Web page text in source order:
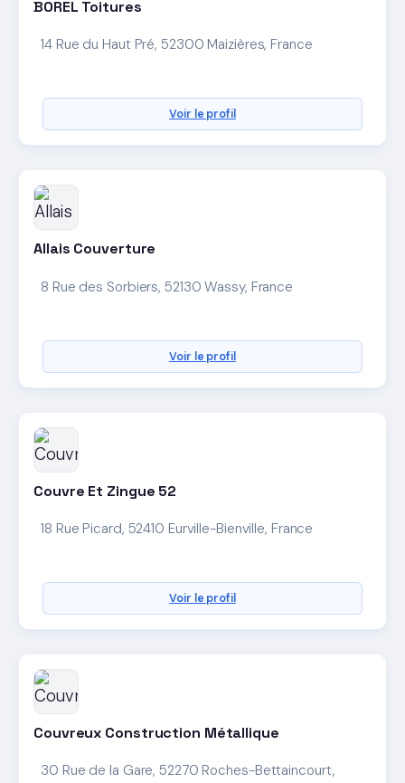
BOREL Toitures
14 Rue du Haut Pré, 52300 Maizières, France
Voir le profil
Allais Couverture
8 Rue des Sorbiers, 52130 Wassy, France
Voir le profil
Couvre Et Zingue 52
18 Rue Picard, 52410 Eurville-Bienville, France
Voir le profil
Couvreux Construction Métallique
30 Rue de la Gare, 52270 Roches-Bettaincourt,